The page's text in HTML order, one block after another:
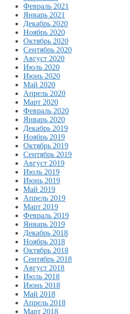
Февраль 2021
Январь 2021
Декабрь 2020
Ноябрь 2020
Октябрь 2020
Сентябрь 2020
Август 2020
Июль 2020
Июнь 2020
Май 2020
Апрель 2020
Март 2020
Февраль 2020
Январь 2020
Декабрь 2019
Ноябрь 2019
Октябрь 2019
Сентябрь 2019
Август 2019
Июль 2019
Июнь 2019
Май 2019
Апрель 2019
Март 2019
Февраль 2019
Январь 2019
Декабрь 2018
Ноябрь 2018
Октябрь 2018
Сентябрь 2018
Август 2018
Июль 2018
Июнь 2018
Май 2018
Апрель 2018
Март 2018